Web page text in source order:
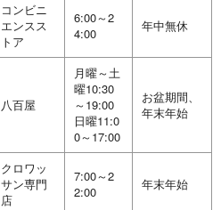
コンビニ
エンスス
トア
6:00～2
4:00
年中無休
八百屋
月曜～土
曜10:30
～19:00
日曜11:0
0～17:00
お盆期間、
年末年始
クロワッ
サン専門
店
7:00～2
2:00
年末年始